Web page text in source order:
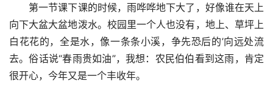
第一节课下课的时候，雨哗哗地下大了，好像谁在天上
向下大盆大盆地泼水。校园里一个人也没有，地上、草坪上
白花花的，全是水，像一条条小溪，争先恐后的’向远处流
去。俗话说“春雨贵如油”，我想：农民伯伯看到这雨，肯定
很开心，今年又是一个丰收年。